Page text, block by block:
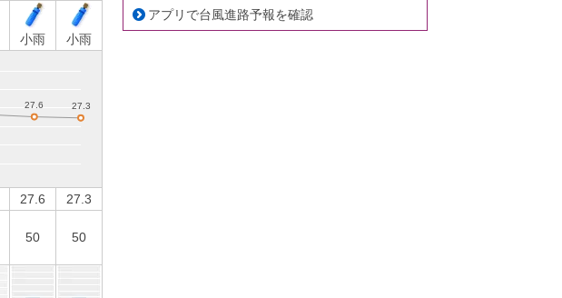
小雨 小雨
27.6
27.3
50 50
アプリで台風進路予報を確認